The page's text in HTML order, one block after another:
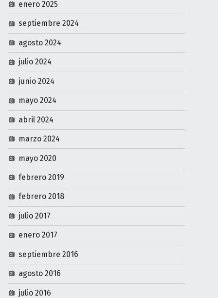
enero 2025
septiembre 2024
agosto 2024
julio 2024
junio 2024
mayo 2024
abril 2024
marzo 2024
mayo 2020
febrero 2019
febrero 2018
julio 2017
enero 2017
septiembre 2016
agosto 2016
julio 2016